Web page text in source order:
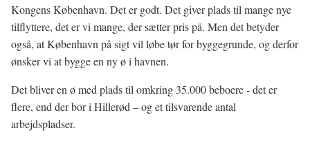
Kongens København. Det er godt. Det giver plads til mange nye
tilflyttere, det er vi mange, der sætter pris på. Men det betyder
også, at København på sigt vil løbe tør for byggegrunde, og derfor
ønsker vi at bygge en ny ø i havnen.
Det bliver en ø med plads til omkring 35.000 beboere - det er
flere, end der bor i Hillerød – og et tilsvarende antal
arbejdspladser.